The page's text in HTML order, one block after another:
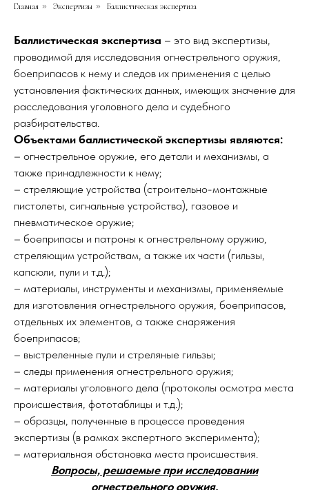
Главная » Экспертизы » Баллистическая экспертиза
Баллистическая экспертиза – это вид экспертизы,
проводимой для исследования огнестрельного оружия,
боеприпасов к нему и следов их применения с целью
установления фактических данных, имеющих значение для
расследования уголовного дела и судебного
разбирательства.
Объектами баллистической экспертизы являются:
– огнестрельное оружие, его детали и механизмы, а
также принадлежности к нему;
– стреляющие устройства (строительно-монтажные
пистолеты, сигнальные устройства), газовое и
пневматическое оружие;
– боеприпасы и патроны к огнестрельному оружию,
стреляющим устройствам, а также их части (гильзы,
капсюли, пули и т.д.);
– материалы, инструменты и механизмы, применяемые
для изготовления огнестрельного оружия, боеприпасов,
отдельных их элементов, а также снаряжения
боеприпасов;
– выстреленные пули и стреляные гильзы;
– следы применения огнестрельного оружия;
– материалы уголовного дела (протоколы осмотра места
происшествия, фототаблицы и т.д.);
– образцы, полученные в процессе проведения
экспертизы (в рамках экспертного эксперимента);
– материальная обстановка места происшествия.
Вопросы, решаемые при исследовании
огнестрельного оружия.